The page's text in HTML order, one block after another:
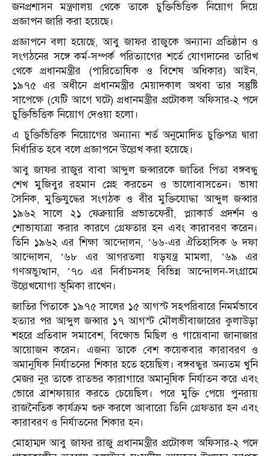
জনপ্রশাসন মন্ত্রণালয় থেকে তাকে চুক্তিভিত্তিক নিয়োগ দিয়ে
প্রজ্ঞাপন জারি করা হয়েছে।
প্রজ্ঞাপনে বলা হয়েছে, আবু জাফর রাজুকে অন্যান্য প্রতিষ্ঠান ও
সংগঠনের সঙ্গে কর্ম-সম্পর্ক পরিত্যাগের শর্তে যোগদানের তারিখ
থেকে প্রধানমন্ত্রীর (পারিতোষিক ও বিশেষ অধিকার) আইন,
১৯৭৫ এর অধীনে প্রধানমন্ত্রীর মেয়াদকাল অথবা তার সন্তুষ্টি
সাপেক্ষে (যেটি আগে ঘটে) প্রধানমন্ত্রীর প্রটোকল অফিসার-২ পদে
চুক্তিভিত্তিক নিয়োগ দেওয়া হলো।
এ চুক্তিভিত্তিক নিয়োগের অন্যান্য শর্ত অনুমোদিত চুক্তিপত্র দ্বারা
নির্ধারিত হবে বলে প্রজ্ঞাপনে উল্লেখ করা হয়েছে।
আবু জাফর রাজুর বাবা আব্দুল জব্বারকে জাতির পিতা বঙ্গবন্ধু
শেখ মুজিবুর রহমান স্নেহ করতেন ও ভালোবাসতেন। ভাষা
সৈনিক, মুক্তিযুদ্ধের সংগঠক ও বীর মুক্তিযোদ্ধা আব্দুল জব্বার
১৯৬২ সালে ২১ ফেব্রুয়ারি প্রভাতফেরী, প্ল্যাকার্ড প্রদর্শন ও
শোভাযাত্রা করার কারণে গ্রেফতার হন এবং কারাবরণ করেন।
তিনি ১৯৬২ এর শিক্ষা আন্দোলন, ’৬৬-এর ঐতিহাসিক ৬ দফা
আন্দোলন, ’৬৮ এর আগরতলা যড়যন্ত্র মামলা, ’৬৯ এর
গণঅভ্যুত্থান, ’৭০ এর নির্বাচনসহ বিভিন্ন আন্দোলন-সংগ্রামে
উল্লেখযোগ্য ভূমিকা রাখেন।
জাতির পিতাকে ১৯৭৫ সালের ১৫ আগস্ট সহপরিবারে নিমর্মভাবে
হত্যার পর আব্দুল জব্বার ১৭ আগস্ট মৌলভীবাজারের কুলাউড়া
শহরে প্রতিবাদ সমাবেশ, বিক্ষোভ মিছিল ও গায়েবানা জানাজার
আয়োজন করেন। এজন্য তাকে বেশ কয়েকবার কারাবরণ ও
অমানুষিক নির্যাতনের শিকার হতে হয়েছিল। বঙ্গবন্ধুর অন্যতম খুনি
মেজর নুর তাকে রাতভর কারাগারে অমানুষিক নির্যাতন করে এবং
ভোরে ব্রাশফায়ার করতে চেয়েছিল। পরে মুক্তি পেয়ে পুনরায়
রাজনৈতিক কার্যক্রম শুরু করলে আবারো তিনি গ্রেফতার হন এবং
কারাবরণ ও নির্যাতনের শিকার হন।
মোহাম্মদ আবু জাফর রাজু প্রধানমন্ত্রীর প্রটোকল অফিসার-২ পদে